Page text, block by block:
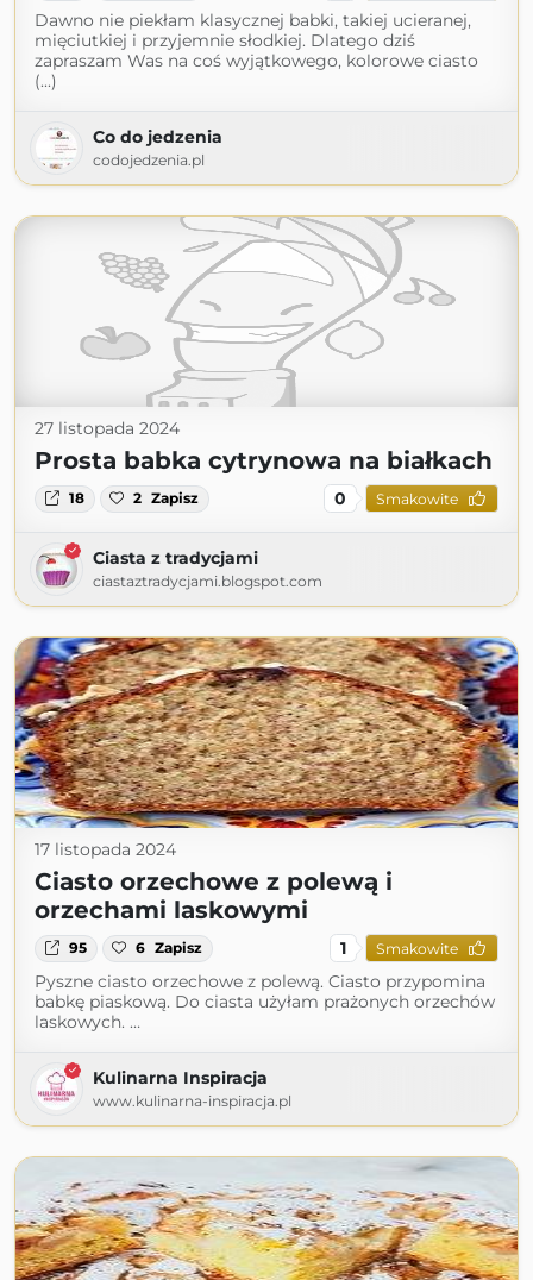
Dawno nie piekłam klasycznej babki, takiej ucieranej,
mięciutkiej i przyjemnie słodkiej. Dlatego dziś
zapraszam Was na coś wyjątkowego, kolorowe ciasto
(...)
Co do jedzenia
codojedzenia.pl
27 listopada 2024
Prosta babka cytrynowa na białkach
18 2 Zapisz 0 Smakowite
Ciasta z tradycjami
ciastaztradycjami.blogspot.com
17 listopada 2024
Ciasto orzechowe z polewą i
orzechami laskowymi
95 6 Zapisz 1 Smakowite
Pyszne ciasto orzechowe z polewą. Ciasto przypomina
babkę piaskową. Do ciasta użyłam prażonych orzechów
laskowych. …
Kulinarna Inspiracja
www.kulinarna-inspiracja.pl